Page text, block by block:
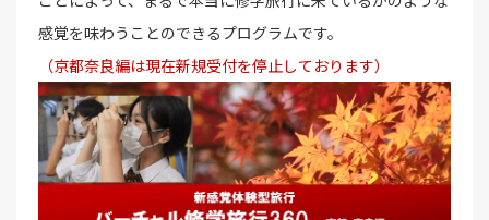
感覚を味わうことのできるプログラムです。
（京都奈良編は現在新規受付を停止しております）